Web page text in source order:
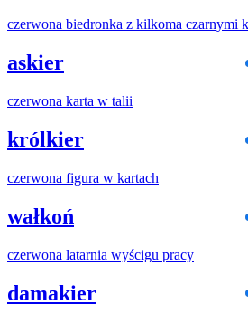
czerwona biedronka z kilkoma czarnymi
askier
czerwona karta w talii
królkier
czerwona figura w kartach
wałkoń
czerwona latarnia wyścigu pracy
damakier